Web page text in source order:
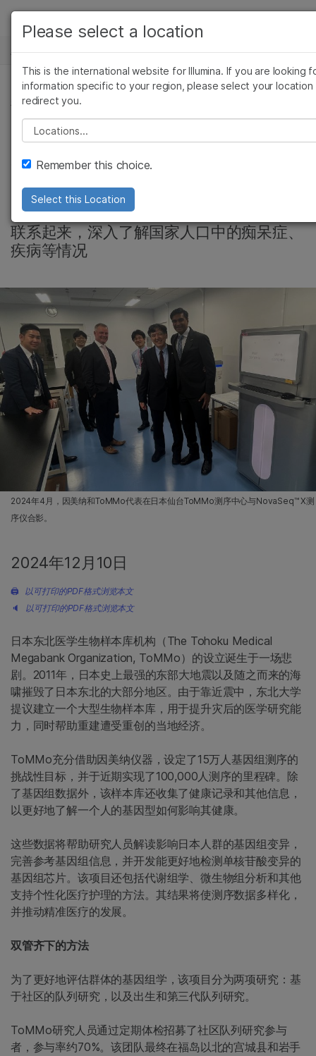
Skip to content
解决方案
学习
公司
支持
推荐内容链接
新闻中心
精准健康, 群体基因组学
日本标志性研究项目
覆盖10万基因组
ToMMo项目正在将个体健康与基因组数据
联系起来，深入了解国家人口中的痴呆症、
疾病等情况
2024年4月，因美纳和ToMMo代表在日本仙台ToMMo测序中心与NovaSeq™ X测
序仪合影。
2024年12月10日
🖨 以可打印的PDF格式浏览本文
🔈
以可打印的PDF格式浏览本文
日本东北医学生物样本库机构（The Tohoku Medical
Megabank Organization, ToMMo）的设立诞生于一场悲
剧。2011年，日本史上最强的东部大地震以及随之而来的海
啸摧毁了日本东北的大部分地区。由于靠近震中，东北大学
提议建立一个大型生物样本库，用于提升灾后的医学研究能
力，同时帮助重建遭受重创的当地经济。
ToMMo充分借助因美纳仪器，设定了15万人基因组测序的
挑战性目标，并于近期实现了100,000人测序的里程碑。除
了基因组数据外，该样本库还收集了健康记录和其他信息，
以更好地了解一个人的基因型如何影响其健康。
这些数据将帮助研究人员解读影响日本人群的基因组变异，
完善参考基因组信息，并开发能更好地检测单核苷酸变异的
基因组芯片。该项目还包括代谢组学、微生物组分析和其他
支持个性化医疗护理的方法。其结果将使测序数据多样化，
并推动精准医疗的发展。
双管齐下的方法
为了更好地评估群体的基因组学，该项目分为两项研究：基
于社区的队列研究，以及出生和第三代队列研究。
ToMMo研究人员通过定期体检招募了社区队列研究参与
者，参与率约70%。该团队最终在福岛以北的宫城县和岩手
查看更多相关内容。选择您感兴趣的领域:
癌症研究
微生物学
农业基因组学
复杂疾病
临床肿瘤学
遗传病和罕见病
Please select a location
This is the international website for Illumina. If you are looking
information specific to your region, please select your location
redirect you.
Please select a location
Remember this choice.
Select this Location